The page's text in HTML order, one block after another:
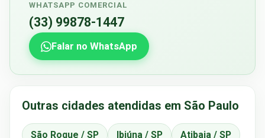
WHATSAPP COMERCIAL
(33) 99878-1447
Falar no WhatsApp
Outras cidades atendidas em São Paulo
São Roque / SP Ibiúna / SP Atibaia / SP